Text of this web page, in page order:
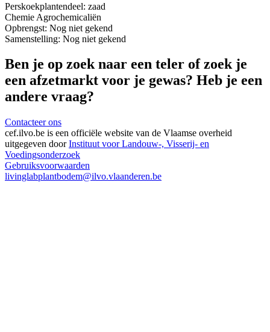
Perskoekplantendeel: zaad
Chemie Agrochemicaliën
Opbrengst: Nog niet gekend
Samenstelling: Nog niet gekend
Ben je op zoek naar een teler of zoek je
een afzetmarkt voor je gewas? Heb je een
andere vraag?
Contacteer ons
cef.ilvo.be is een officiële website van de Vlaamse overheid
uitgegeven doorInstituut voor Landouw-, Visserij- en
Voedingsonderzoek
Gebruiksvoorwaarden
livinglabplantbodem@ilvo.vlaanderen.be